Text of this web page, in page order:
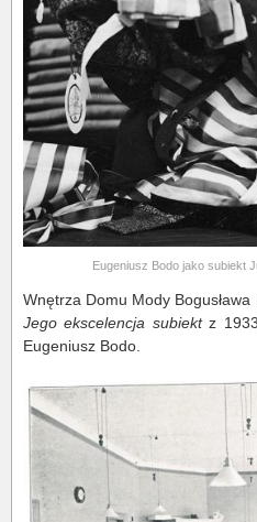
Eugeniusz Bodo jako subiekt
Wnętrza Domu Mody
Jego ekscelencja subiektz 1933
Eugeniusz Bodo.